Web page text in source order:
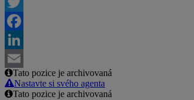
Twitter
Facebook
LinkedIn
Email
Tato pozice je archivovaná
Nastavte si svého agenta
Tato pozice je archivovaná